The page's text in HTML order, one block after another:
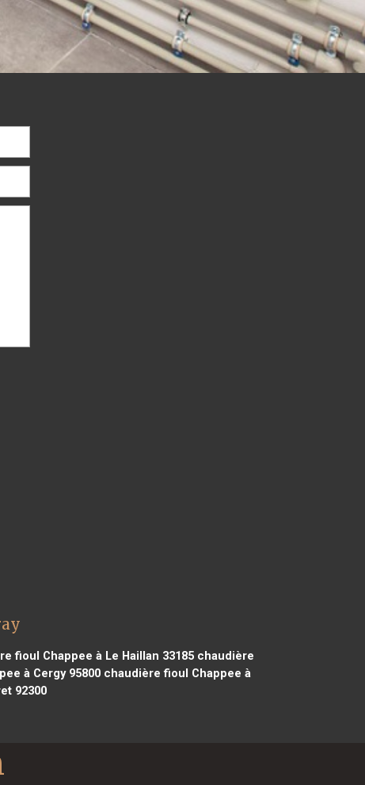
fioul Chappee à Le Haillan 33185chaudière
à Cergy 95800 chaudière fioul Chappee à
92300